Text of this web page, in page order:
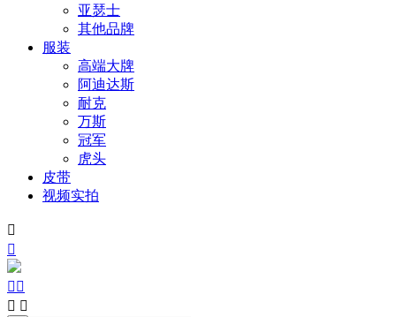
亚瑟士
其他品牌
服装
高端大牌
阿迪达斯
耐克
万斯
冠军
虎头
皮带
视频实拍


 
 